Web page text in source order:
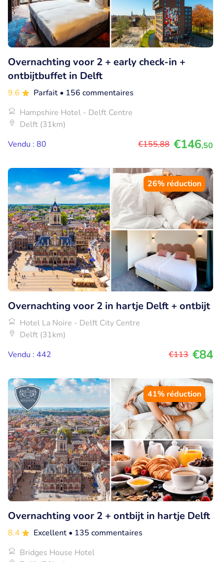
Overnachting voor 2 + early check-in +
ontbijtbuffet in Delft
9.6 Parfait • 156 commentaires
Hampshire Hotel - Delft Centre
Delft (31km)
Vendu : 80
€155,88 €146,50
26% réduction
Overnachting voor 2 in hartje Delft + ontbijt
Hotel La Noire - Delft City Centre
Delft (31km)
Vendu : 442
€113 €84
41% réduction
Overnachting voor 2 + ontbijt in hartje Delft
8.4 Excellent • 135 commentaires
Bridges House Hotel